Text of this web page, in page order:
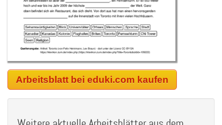
Arbeitsblatt bei eduki.com kaufen